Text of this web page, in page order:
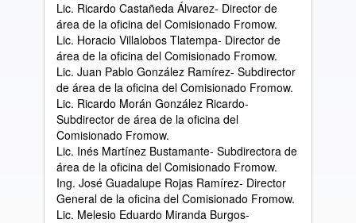
Lic. Ricardo Castañeda Álvarez- Director de
área de la oficina del Comisionado Fromow.
Lic. Horacio Villalobos Tlatempa- Director de
área de la oficina del Comisionado Fromow.
Lic. Juan Pablo González Ramírez- Subdirector
de área de la oficina del Comisionado Fromow.
Lic. Ricardo Morán González Ricardo-
Subdirector de área de la oficina del
Comisionado Fromow.
Lic. Inés Martínez Bustamante- Subdirectora de
área de la oficina del Comisionado Fromow.
Ing. José Guadalupe Rojas Ramírez- Director
General de la oficina del Comisionado Fromow.
Lic. Melesio Eduardo Miranda Burgos-